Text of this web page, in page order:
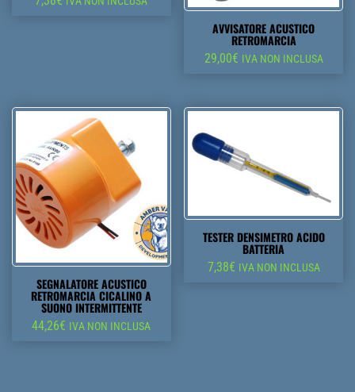
AVVISATORE ACUSTICO
RETROMARCIA
29,00€ IVA NON INCLUSA
SEGNALATORE ACUSTICO
RETROMARCIA CICALINO A
SUONO INTERMITTENTE
44,26€ IVA NON INCLUSA
TESTER DENSIMETRO ACIDO
BATTERIA
7,38€ IVA NON INCLUSA